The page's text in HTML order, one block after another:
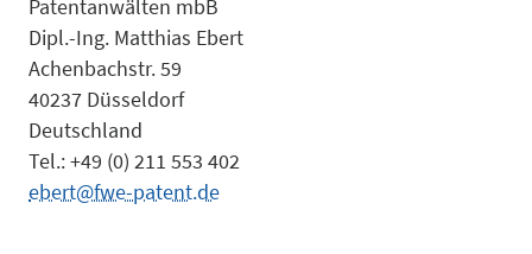
Team
Patentanwälten mbB
Dipl.-Ing. Matthias Ebert
Achenbachstr. 59
40237 Düsseldorf
Deutschland
Tel.: +49 (0) 211 553 402
ebert@fwe-patent.de